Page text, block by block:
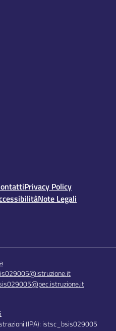
Privacy Policy
Note Legali
(IPA): istsc_bsis029005